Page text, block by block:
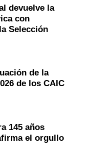
devuelve la
con
Selección
de la
de los CAIC
145 años
el orgullo